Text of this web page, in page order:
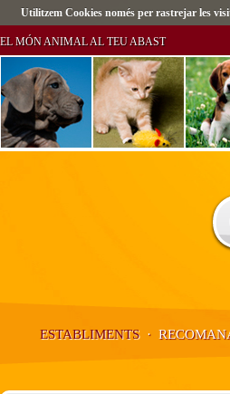
Utilitzem Cookies només per rastrejar les
EL MÓN ANIMAL AL TEU ABAST
ESTABLIMENTS·